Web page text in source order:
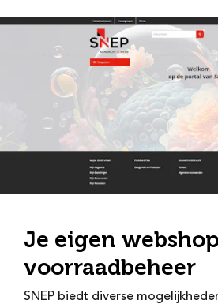
Je eigen
voorraadbeheer
SNEP biedt diverse